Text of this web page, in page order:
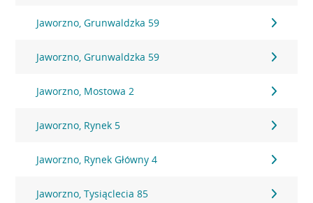
Jaworzno, Grunwaldzka 59
Jaworzno, Grunwaldzka 59
Jaworzno, Mostowa 2
Jaworzno, Rynek 5
Jaworzno, Rynek Główny 4
Jaworzno, Tysiąclecia 85